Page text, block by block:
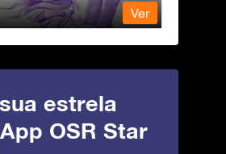
Ver
estrela
OSR Star